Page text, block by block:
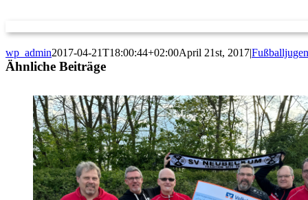
wp_admin2017-04-21T18:00:44+02:00April 21st, 2017|
Ähnliche Beiträge